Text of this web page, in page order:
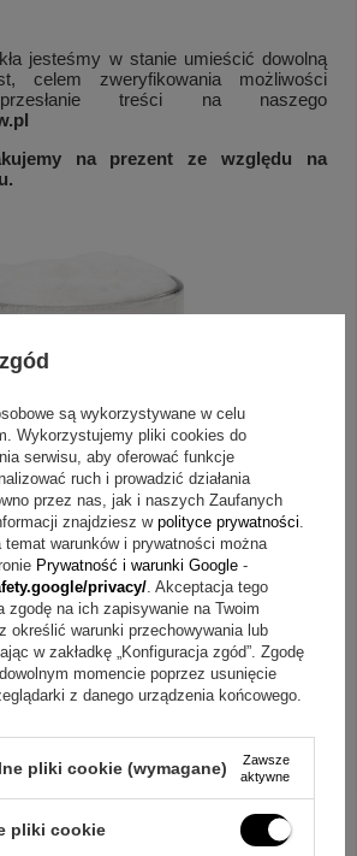
jesteśmy w stanie umieścić dowolną
celem zweryfikowania możliwości
treści na naszego
na prezent ze względu na
są wykorzystywane w celu
Wykorzystujemy pliki cookies do
serwisu, aby oferować funkcje
ruch i prowadzić działania
przez nas, jak i naszych Zaufanych
znajdziesz w polityce prywatności.
warunków i prywatności można
Prywatność i warunki Google -
privacy/. Akceptacja tego
zgodę na ich zapisywanie na Twoim
określić warunki przechowywania lub
w zakładkę „Konfiguracja zgód”. Zgodę
momencie poprzez usunięcie
z danego urządzenia końcowego.
pliki cookie (wymagane)
Zawsze
aktywne
pliki cookie